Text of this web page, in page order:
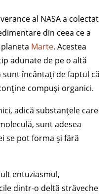
al NASA a colectat
din ceea ce a
Marte. Acestea
adunate de pe o altă
încântați de faptul că
compuși organici.
adică substanțele care
sunt adesea
se pot forma și fără
entuziasmul,
dintr-o deltă străveche